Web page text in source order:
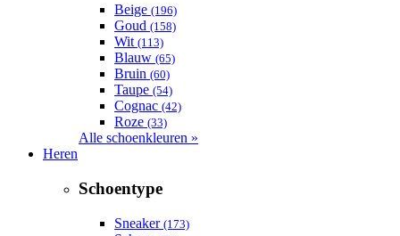
Beige (196)
Goud (158)
Wit (113)
Blauw (65)
Bruin (60)
Taupe (54)
Cognac (42)
Roze (33)
Alle schoenkleuren »
Heren
Schoentype
Sneaker (173)